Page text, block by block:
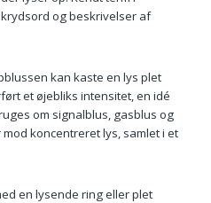
og beskrivelser af
kan kaste en lys plet
et øjebliks intensitet, en idé
om signalblus, gasblus og
koncentreret lys, samlet i et
en lysende ring eller plet